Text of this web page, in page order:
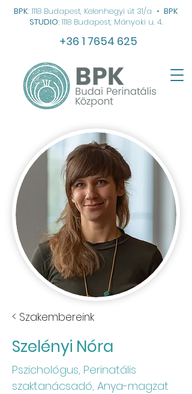
BPK: 1118 Budapest, Kelenhegyi út 31/a • BPK
STUDIO: 1118 Budapest, Mányoki u. 4.
+36 1 7654 625
< Szakembereink
Szelényi Nóra
Pszichológus, Perinatális
szaktanácsadó, Anya-magzat